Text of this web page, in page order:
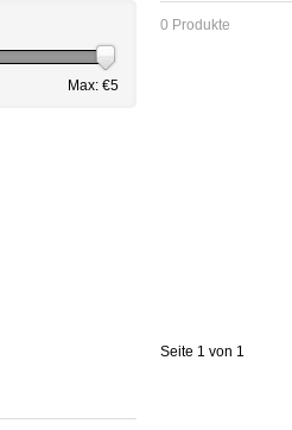
0 Produkte
Seite 1 von 1
Max: €5